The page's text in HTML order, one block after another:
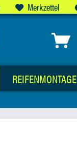
Merkzettel
REIFENMONTAGE